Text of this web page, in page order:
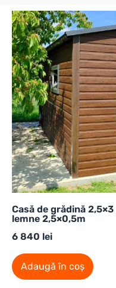
Casă de grădină
lemne 2,5×0,5m
6 840 lei
Adaugă în coș